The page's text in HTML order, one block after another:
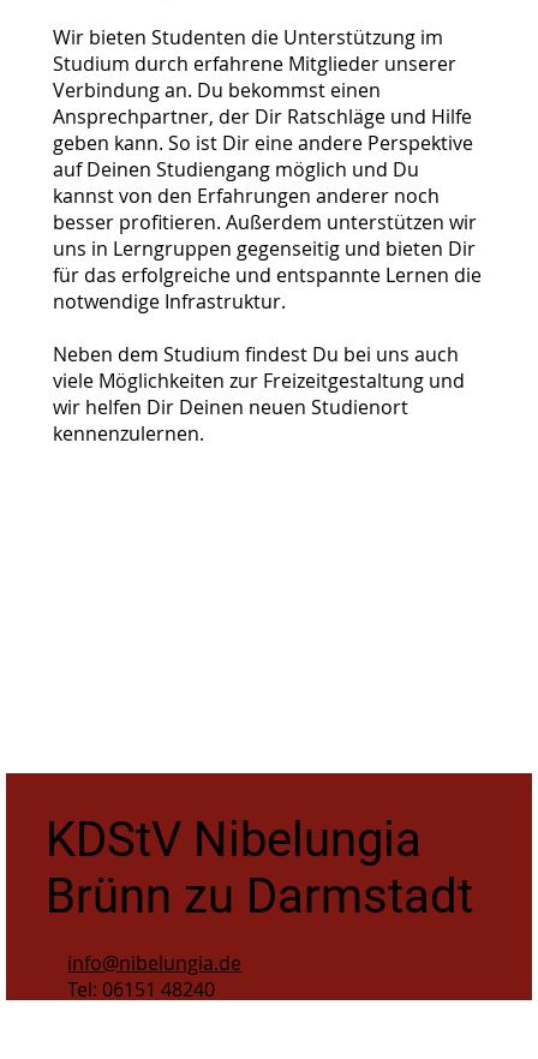
Wir bieten Studenten die Unterstützung im
Studium durch erfahrene Mitglieder unserer
Verbindung an. Du bekommst einen
Ansprechpartner, der Dir Ratschläge und Hilfe
geben kann. So ist Dir eine andere Perspektive
auf Deinen Studiengang möglich und Du
kannst von den Erfahrungen anderer noch
besser profitieren. Außerdem unterstützen wir
uns in Lerngruppen gegenseitig und bieten Dir
für das erfolgreiche und entspannte Lernen die
notwendige Infrastruktur.
Neben dem Studium findest Du bei uns auch
viele Möglichkeiten zur Freizeitgestaltung und
wir helfen Dir Deinen neuen Studienort
kennenzulernen.
KDStV Nibelungia
Brünn zu Darmstadt
info@nibelungia.de
Tel: 06151 48240